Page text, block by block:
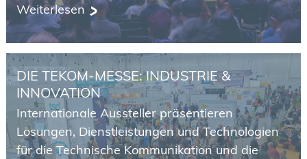
Weiterlesen
DIE TEKOM-MESSE: INDUSTRIE &
INNOVATION
Internationale Aussteller präsentieren
Lösungen, Dienstleistungen und Technologien
für die Technische Kommunikation und die